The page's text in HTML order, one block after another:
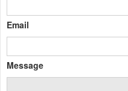
Email
Message